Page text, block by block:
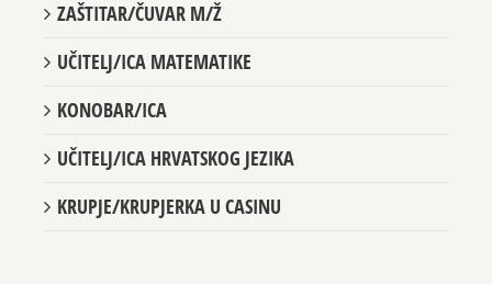
ZAŠTITAR/ČUVAR M/Ž
UČITELJ/ICA MATEMATIKE
KONOBAR/ICA
UČITELJ/ICA HRVATSKOG JEZIKA
KRUPJE/KRUPJERKA U CASINU